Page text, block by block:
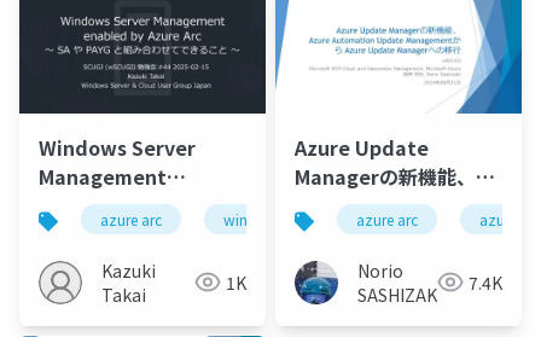
Windows Server
Management
enabled by Azure Arc
～SA や PAYG と組み合
わせてできること～
azure arc windows server windows server 2025
Kazuki
Takai
1K
Azure Update
Managerの新機能、
Azure Automation
Update Management
から Azure Update
Managerへの移
行/New features of
azure arc azure
Norio
SASHIZAKI
7.4K